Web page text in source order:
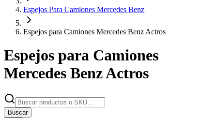
Espejos Para Camiones Mercedes Benz
Espejos para Camiones Mercedes Benz Actros
Espejos para Camiones
Mercedes Benz Actros
Buscar